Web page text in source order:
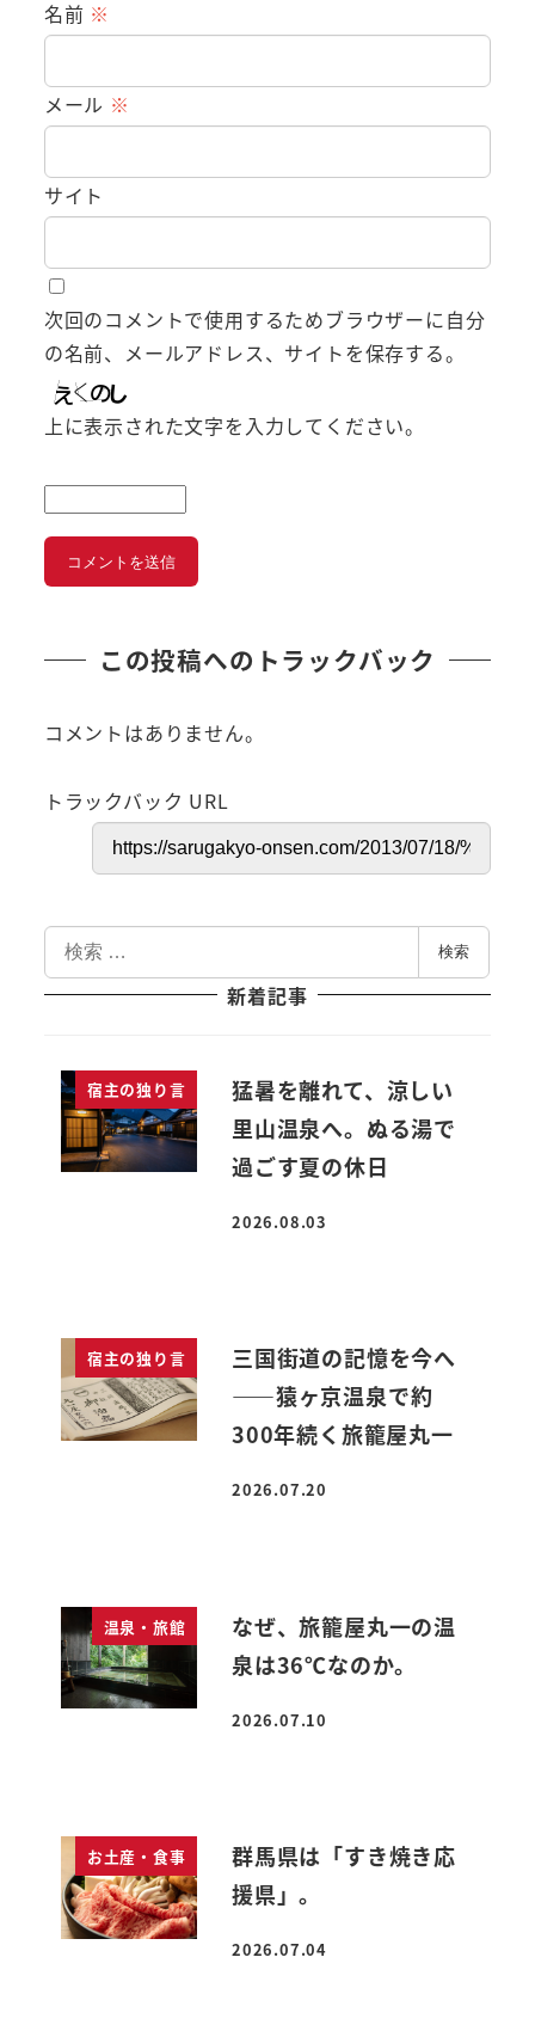
名前 ※
メール ※
サイト
次回のコメントで使用するためブラウザーに自分
の名前、メールアドレス、サイトを保存する。
上に表示された文字を入力してください。
この投稿へのトラックバック
コメントはありません。
トラックバック URL
検
索
検索
新着記事
宿主の独り言
猛暑を離れて、涼しい
里山温泉へ。ぬる湯で
過ごす夏の休日
投稿日
2026.08.03
宿主の独り言
三国街道の記憶を今へ
――猿ヶ京温泉で約
300年続く旅籠屋丸一
投稿日
2026.07.20
温泉・旅館
なぜ、旅籠屋丸一の温
泉は36℃なのか。
投稿日
2026.07.10
お土産・食事
群馬県は「すき焼き応
援県」。
投稿日
2026.07.04